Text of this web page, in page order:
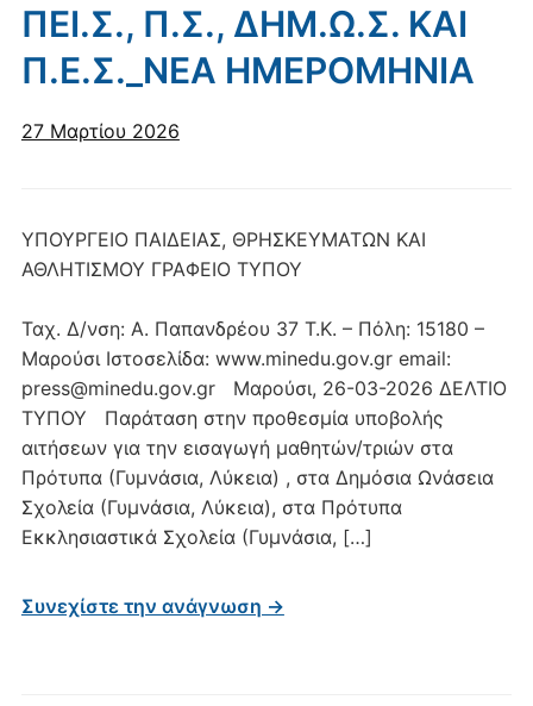
ΠΕΙ.Σ., Π.Σ., ΔΗΜ.Ω.Σ. ΚΑΙ
Π.Ε.Σ._ΝΕΑ ΗΜΕΡΟΜΗΝΙΑ
27 Μαρτίου 2026
ΥΠΟΥΡΓΕΙΟ ΠΑΙΔΕΙΑΣ, ΘΡΗΣΚΕΥΜΑΤΩΝ ΚΑΙ
ΑΘΛΗΤΙΣΜΟΥ ΓΡΑΦΕΙΟ ΤΥΠΟΥ
Ταχ. Δ/νση: Α. Παπανδρέου 37 Τ.Κ. – Πόλη: 15180 –
Μαρούσι Ιστοσελίδα: www.minedu.gov.gr email:
press@minedu.gov.gr Μαρούσι, 26-03-2026 ΔΕΛΤΙΟ
ΤΥΠΟΥ Παράταση στην προθεσμία υποβολής
αιτήσεων για την εισαγωγή μαθητών/τριών στα
Πρότυπα (Γυμνάσια, Λύκεια) , στα Δημόσια Ωνάσεια
Σχολεία (Γυμνάσια, Λύκεια), στα Πρότυπα
Εκκλησιαστικά Σχολεία (Γυμνάσια, […]
Συνεχίστε την ανάγνωση →